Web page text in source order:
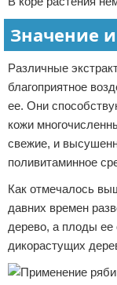
Значение
Различные
благоприятное
ее. Они
кожи
свежие, и
поливитаминное
Как отмечалось
давних времен
дерево, а плоды ее
дикорастущих